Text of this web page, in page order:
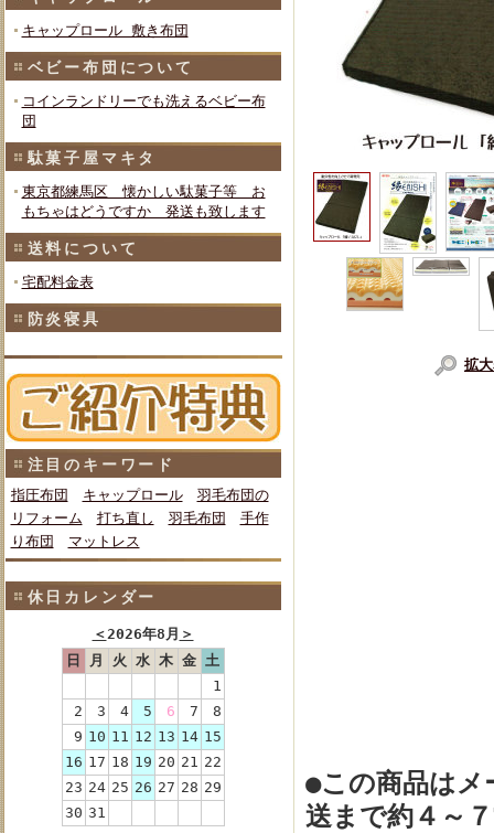
キャップロール 敷き布団
ベビー布団について
コインランドリーでも洗えるベビー布
団
駄菓子屋マキタ
東京都練馬区 懐かしい駄菓子等 お
もちゃはどうですか 発送も致します
送料について
宅配料金表
防炎寝具
注目のキーワード
指圧布団 キャップロール
羽毛布団の
リフォーム
打ち直し 羽毛布団
手作
り布団
マットレス
休日カレンダー
＜2026年8月 ＞
日
月 火 水 木 金 土
1
2
3 4 5 6 7
8
9 10 11 12 13 14 15
16 17 18 19 20 21 22
23 24 25 26 27 28 29
30 31
拡
●この商品はメ
送まで約４～